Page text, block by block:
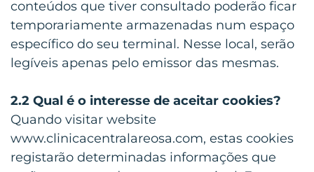
conteúdos que tiver consultado poderão ficar
temporariamente armazenadas num espaço
específico do seu terminal. Nesse local, serão
legíveis apenas pelo emissor das mesmas.
2.2 Qual é o interesse de aceitar cookies?
Quando visitar website
www.clinicacentralareosa.com, estas cookies
registarão determinadas informações que